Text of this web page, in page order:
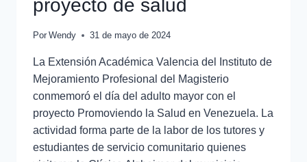
proyecto de salud
Por Wendy 31 de mayo de 2024
La Extensión Académica Valencia del Instituto de
Mejoramiento Profesional del Magisterio
conmemoró el día del adulto mayor con el
proyecto Promoviendo la Salud en Venezuela. La
actividad forma parte de la labor de los tutores y
estudiantes de servicio comunitario quienes